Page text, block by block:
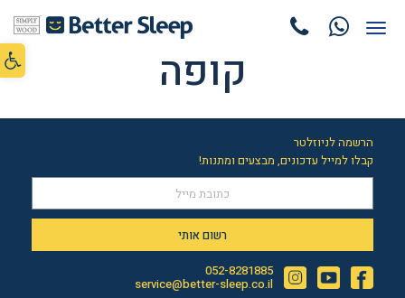
פתח
תפריט
קופה
הרשמה לניוזלטר
קבלו למייל עדכונים, מבצעים ומתנות!
רשום אותי
052-8281885
service@better-sleep.co.il
Facebook
YouTube
Instagram